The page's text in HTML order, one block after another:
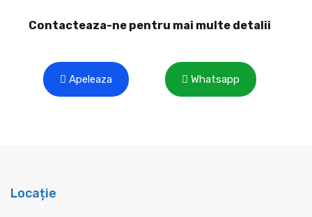
Contacteaza-ne pentru mai multe detalii
Apeleaza Whatsapp
Locație